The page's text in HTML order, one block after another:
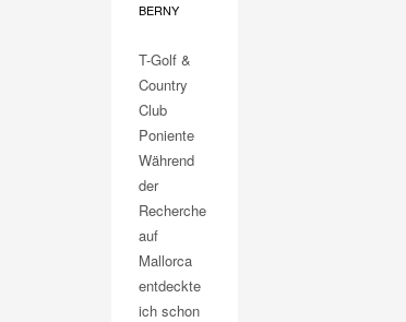
BERNY
T-Golf &
Country
Club
Poniente
Während
der
Recherche
auf
Mallorca
entdeckte
ich schon